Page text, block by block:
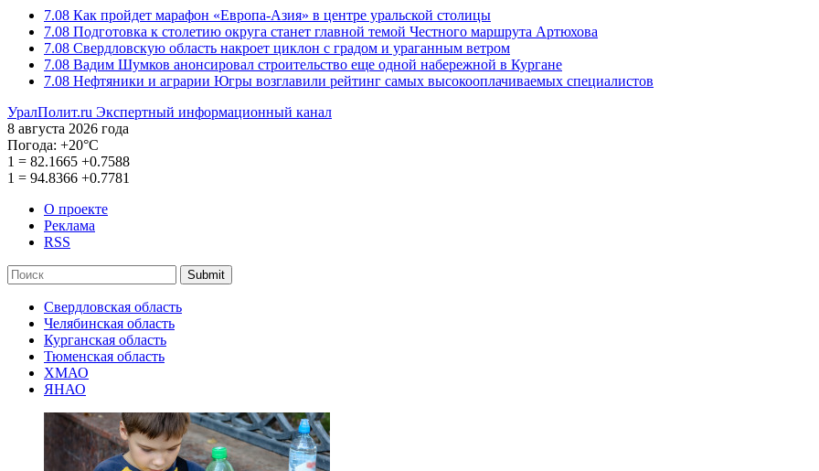
7.08 Как пройдет марафон «Европа-Азия» в центре уральской столицы
7.08 Подготовка к столетию округа станет главной темой Честного маршрута Артюхова
7.08 Свердловскую область накроет циклон с градом и ураганным ветром
7.08 Вадим Шумков анонсировал строительство еще одной набережной в Кургане
7.08 Нефтяники и аграрии Югры возглавили рейтинг самых высокооплачиваемых специалистов
УралПолит.ru Экспертный информационный канал
8 августа 2026 года
Погода: +20°С
1 = 82.1665 +0.7588
1 = 94.8366 +0.7781
О проекте
Реклама
RSS
Submit
Свердловская область
Челябинская область
Курганская область
Тюменская область
ХМАО
ЯНАО